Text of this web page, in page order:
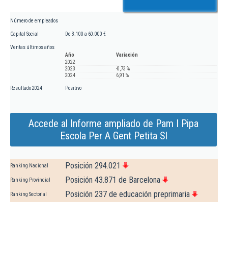
Número de empleados
Capital Social De 3.100 a 60.000 €
Ventas últimos años
Año
Variación
2022
2023
-0,73 %
2024
6,91 %
Resultado 2024 Positivo
Accede al Informe ampliado de Pam I Pipa
Escola Per A Gent Petita Sl
Ranking Nacional Posición 294.021
Ranking Provincial Posición 43.871 de Barcelona
Ranking Sectorial Posición 237 de educación preprimaria